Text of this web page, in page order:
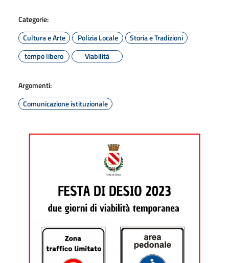
Categorie:
Cultura e Arte
Polizia Locale
Storia e Tradizioni
tempo libero
Viabilità
Argomenti:
Comunicazione istituzionale